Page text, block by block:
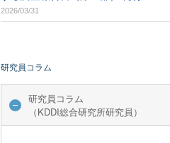
2026/03/31
研究員コラム
研究員コラム
（KDDI総合研究所研究員）